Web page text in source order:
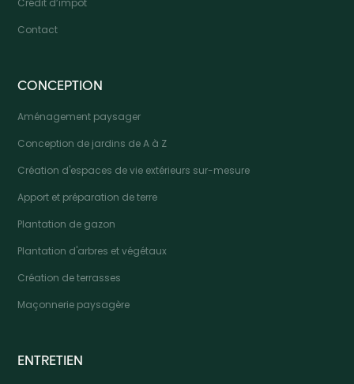
Crédit d’impôt
Contact
CONCEPTION
Aménagement paysager
Conception de jardins de A à Z
Création d'espaces de vie extérieurs sur-mesure
Apport et préparation de terre
Plantation de gazon
Plantation d'arbres et végétaux
Création de terrasses
Maçonnerie paysagère
ENTRETIEN